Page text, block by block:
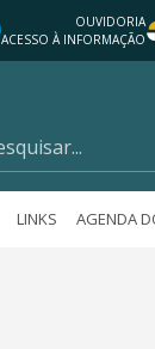
OUVIDORIA
ACESSO À INFORMAÇÃO
LINKS AGENDA